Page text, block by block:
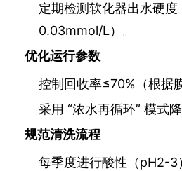
定期检测软化器出水硬度
0.03mmol/L）。
优化运行参数
控制回收率≤70%（根据
采用 “浓水再循环” 模式
规范清洗流程
每季度进行酸性（pH2-3